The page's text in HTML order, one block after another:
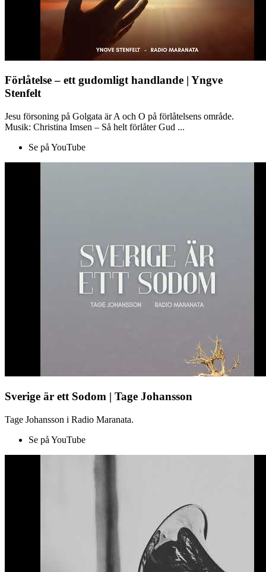
Förlåtelse – ett gudomligt handlande | Yngve
Stenfelt
Jesu försoning på Golgata är A och O på förlåtelsens område.
Musik: Christina Imsen – Så helt förlåter Gud ...
Se på YouTube
Sverige är ett Sodom | Tage Johansson
Tage Johansson i Radio Maranata.
Se på YouTube